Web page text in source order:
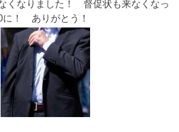
くなりました！ 督促状も来なくなっ
に！ ありがとう！